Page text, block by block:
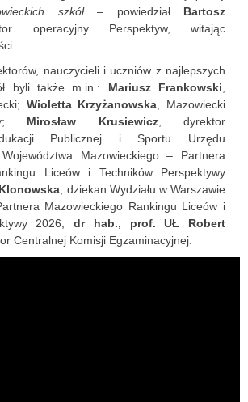
szkół– powiedział Bartosz
operacyjny Perspektyw, witając
nauczycieli i uczniów z najlepszych
byli także m.in.: Mariusz Frankowski
Wioletta Krzyżanowska , Mazowiecki
Mirosław Krusiewicz, dyrektor
Publicznej i Sportu Urzędu
Województwa Mazowieckiego – Partnera
Liceów i Techników Perspektywy
, dziekan Wydziału w Warszawie
Mazowieckiego Rankingu Liceów i
2026;dr hab., prof. UŁ Robert
Centralnej Komisji Egzaminacyjnej.